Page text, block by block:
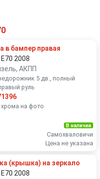
в бампер правая
E70 2008
АКПП
5 дв., полный
руль
на фото
В наличии
Самохваловичи
Цена не указана
(крышка) на зеркало
E70 2008